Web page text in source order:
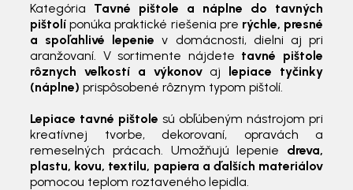
Kategória Tavné pištole a náplne do tavných
pištolí ponúka praktické riešenia pre rýchle, presné
a spoľahlivé lepenie v domácnosti, dielni aj pri
aranžovaní. V sortimente nájdete tavné pištole
rôznych veľkostí a výkonovaj lepiace tyčinky
(náplne) prispôsobené rôznym typom pištolí.
Lepiace tavné pištole sú obľúbeným nástrojom pri
kreatívnej tvorbe, dekorovaní, opravách a
remeselných prácach. Umožňujú lepenie dreva,
plastu, kovu, textilu, papiera a ďalších materiálov
pomocou teplom roztaveného lepidla.